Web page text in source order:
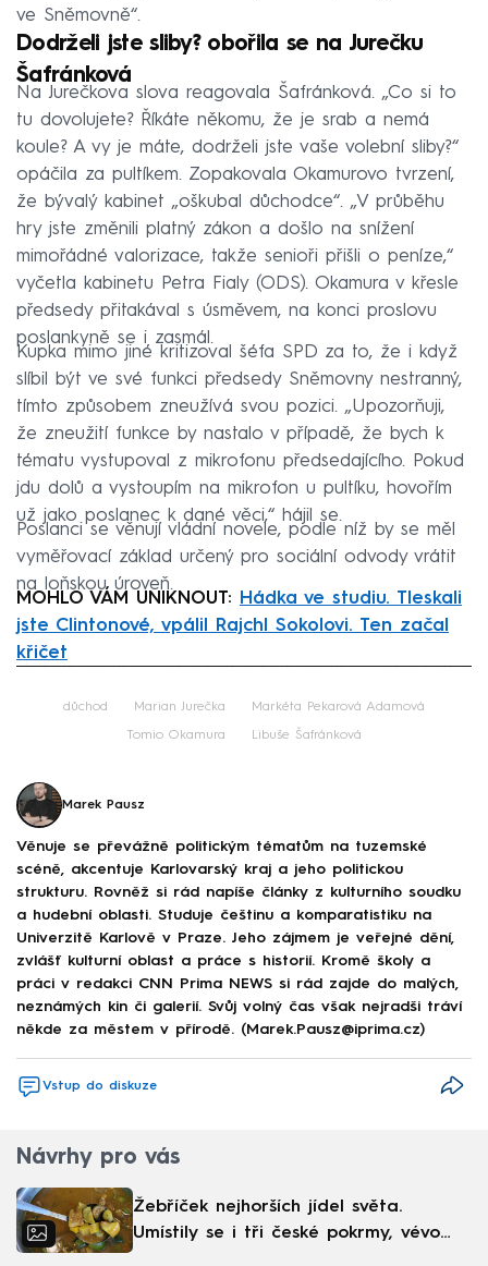
ve Sněmovně“.
Dodrželi jste sliby? obořila se na Jurečku
Šafránková
Na Jurečkova slova reagovala Šafránková. „Co si to
tu dovolujete? Říkáte někomu, že je srab a nemá
koule? A vy je máte, dodrželi jste vaše volební sliby?“
opáčila za pultíkem. Zopakovala Okamurovo tvrzení,
že bývalý kabinet „oškubal důchodce“. „V průběhu
hry jste změnili platný zákon a došlo na snížení
mimořádné valorizace, takže senioři přišli o peníze,“
vyčetla kabinetu Petra Fialy (ODS). Okamura v křesle
předsedy přitakával s úsměvem, na konci proslovu
poslankyně se i zasmál.
Kupka mimo jiné kritizoval šéfa SPD za to, že i když
slíbil být ve své funkci předsedy Sněmovny nestranný,
tímto způsobem zneužívá svou pozici. „Upozorňuji,
že zneužití funkce by nastalo v případě, že bych k
tématu vystupoval z mikrofonu předsedajícího. Pokud
jdu dolů a vystoupím na mikrofon u pultíku, hovořím
už jako poslanec k dané věci,“ hájil se.
Poslanci se věnují vládní novele, podle níž by se měl
vyměřovací základ určený pro sociální odvody vrátit
na loňskou úroveň.
MOHLO VÁM UNIKNOUT:
Hádka ve studiu. Tleskali
jste Clintonové, vpálil Rajchl Sokolovi. Ten začal
křičet
důchod Marian Jurečka Markéta Pekarová Adamová
Tomio Okamura Libuše Šafránková
Marek Pausz
Věnuje se převážně politickým tématům na tuzemské
scéně, akcentuje Karlovarský kraj a jeho politickou
strukturu. Rovněž si rád napíše články z kulturního soudku
a hudební oblasti. Studuje češtinu a komparatistiku na
Univerzitě Karlově v Praze. Jeho zájmem je veřejné dění,
zvlášť kulturní oblast a práce s historií. Kromě školy a
práci v redakci CNN Prima NEWS si rád zajde do malých,
neznámých kin či galerií. Svůj volný čas však nejradši tráví
někde za městem v přírodě. (Marek.Pausz@iprima.cz)
Vstup do diskuze
Návrhy pro vás
Žebříček nejhorších jídel světa.
Umístily se i tři české pokrmy, vévodí